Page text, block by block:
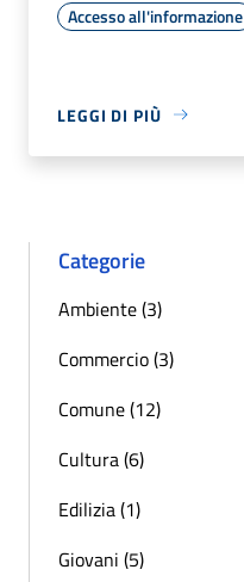
Accesso all'informazione
LEGGI DI PIÙ
Categorie
Ambiente (3)
Commercio (3)
Comune (12)
Cultura (6)
Edilizia (1)
Giovani (5)